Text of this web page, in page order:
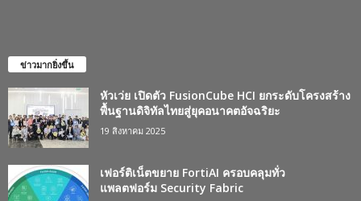
ข่าวมากยิ่งขึ้น
หัวเว่ย เปิดตัว FusionCube HCI ยกระดับโครงสร้าง
พื้นฐานดิจิทัลไทยสู่ยุคอนาคตอัจฉริยะ
19 สิงหาคม 2025
เฟอร์ติเน็ตขยาย FortiAI ครอบคลุมทั่ว
แพลตฟอร์ม Security Fabric